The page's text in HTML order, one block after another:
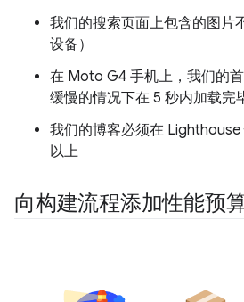
我们的搜索页面上包含的图片
设备）
在 Moto G4 手机上，我们的
缓慢的情况下在 5 秒内加载完
我们的博客必须在
以上
向构建流程添加性能预